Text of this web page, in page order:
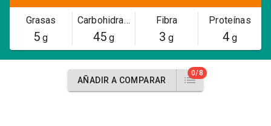
Grasas
5 g
Carbohidratos
45g
Fibra
3 g
Proteínas
4g
AÑADIR A COMPARAR
0/8